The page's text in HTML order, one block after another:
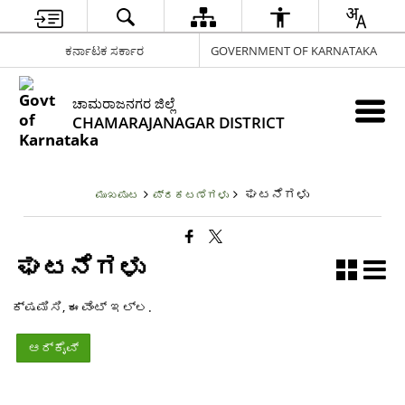
ಕರ್ನಾಟಕ ಸರ್ಕಾರ GOVERNMENT OF KARNATAKA
ಚಾಮರಾಜನಗರ ಜಿಲ್ಲೆ
CHAMARAJANAGAR DISTRICT
ಮುಖಪುಟ ಪ್ರಕಟಣೆಗಳು ಘಟನೆಗಳು
ಘಟನೆಗಳು
ಕ್ಷಮಿಸಿ, ಈವೆಂಟ್ ಇಲ್ಲ.
ಆರ್ಕೈವ್